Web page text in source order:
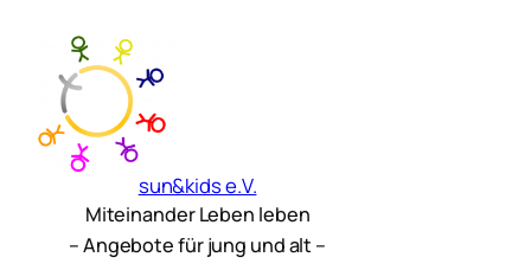
sun&kids e.V.
Miteinander Leben leben
– Angebote für jung und alt –